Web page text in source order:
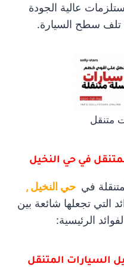
عالية الجودة
تلف سطح السيارة.
متنقل
في حي النخيل
في حي النخيل ,
التي تجعلها شائعة بين
الرئيسية:
السيارات المتنقل